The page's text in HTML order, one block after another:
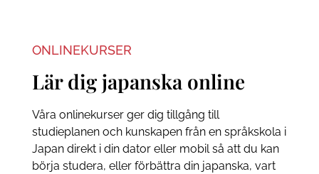
ONLINEKURSER
Lär dig japanska online
Våra onlinekurser ger dig tillgång till
studieplanen och kunskapen från en språkskola i
Japan direkt i din dator eller mobil så att du kan
börja studera, eller förbättra din japanska, vart